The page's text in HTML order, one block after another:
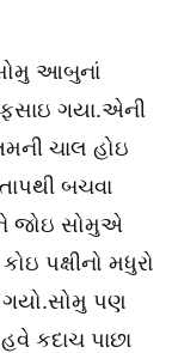
આબુનાં
ગયા.એની
ચાલ હોઇ
બચવા
જોઇ સોમુએ
પક્ષીનો મધુરો
પણ
કદાચ પાછા